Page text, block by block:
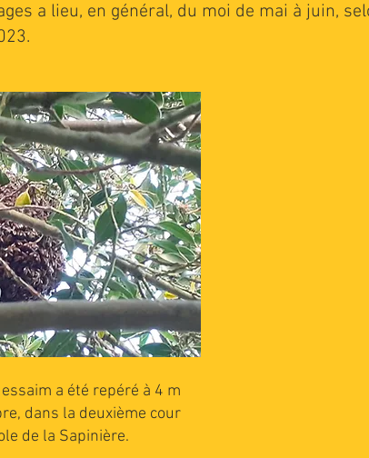
a lieu, en général, du moi de mai à juin,
a été repéré à 4 m
dans la deuxième cour
de la Sapinière.